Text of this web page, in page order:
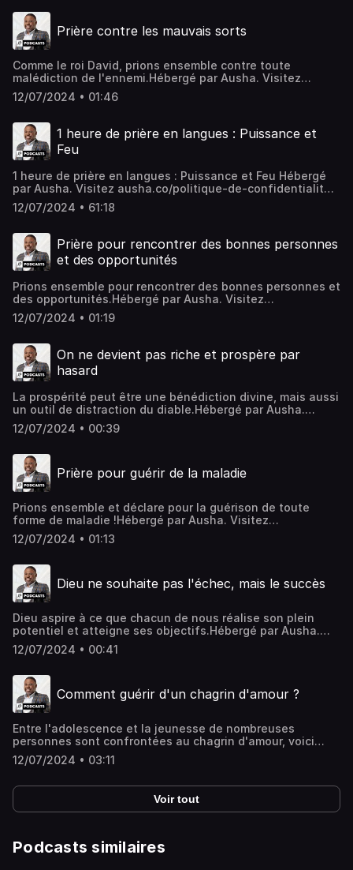
Prière contre les mauvais sorts
Comme le roi David, prions ensemble contre toute
malédiction de l'ennemi.Hébergé par Ausha. Visitez
ausha.co/politique-de-confidentialite pour plus
d'informations.
12/07/2024 • 01:46
1 heure de prière en langues : Puissance et
Feu
1 heure de prière en langues : Puissance et Feu Hébergé
par Ausha. Visitez ausha.co/politique-de-confidentialite
pour plus d'informations.
12/07/2024 • 61:18
Prière pour rencontrer des bonnes personnes
et des opportunités
Prions ensemble pour rencontrer des bonnes personnes et
des opportunités.Hébergé par Ausha. Visitez
ausha.co/politique-de-confidentialite pour plus
d'informations.
12/07/2024 • 01:19
On ne devient pas riche et prospère par
hasard
La prospérité peut être une bénédiction divine, mais aussi
un outil de distraction du diable.Hébergé par Ausha.
Visitez ausha.co/politique-de-confidentialite pour plus
d'informations.
12/07/2024 • 00:39
Prière pour guérir de la maladie
Prions ensemble et déclare pour la guérison de toute
forme de maladie !Hébergé par Ausha. Visitez
ausha.co/politique-de-confidentialite pour plus
d'informations.
12/07/2024 • 01:13
Dieu ne souhaite pas l'échec, mais le succès
Dieu aspire à ce que chacun de nous réalise son plein
potentiel et atteigne ses objectifs.Hébergé par Ausha.
Visitez ausha.co/politique-de-confidentialite pour plus
d'informations.
12/07/2024 • 00:41
Comment guérir d'un chagrin d'amour ?
Entre l'adolescence et la jeunesse de nombreuses
personnes sont confrontées au chagrin d'amour, voici
quelque conseil qui t'aidera à en sortir.Hébergé par
Ausha. Visitez ausha.co/politique-de-confidentialite pour
12/07/2024 • 03:11
Voir tout
Podcasts similaires